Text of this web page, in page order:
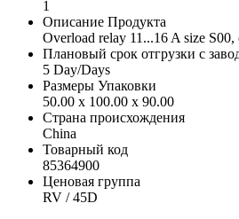
1
Описание Продукта
Overload relay 11...16 A size
Плановый срок отгрузки с
5 Day/Days
Размеры Упаковки
50.00 x 100.00 x 90.00
Страна происхождения
China
Товарный код
85364900
Ценовая группа
RV / 45D